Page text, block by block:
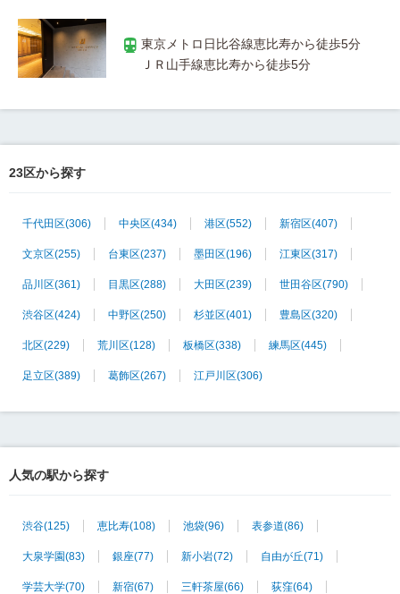
23区から探す
千代田区(306) 中央区(434) 港区(552) 新宿区(407)
文京区(255) 台東区(237) 墨田区(196) 江東区(317)
品川区(361) 目黒区(288) 大田区(239) 世田谷区(790)
渋谷区(424) 中野区(250) 杉並区(401) 豊島区(320)
北区(229) 荒川区(128) 板橋区(338) 練馬区(445)
足立区(389) 葛飾区(267) 江戸川区(306)
人気の駅から探す
渋谷(125) 恵比寿(108) 池袋(96) 表参道(86)
大泉学園(83) 銀座(77) 新小岩(72) 自由が丘(71)
学芸大学(70) 新宿(67) 三軒茶屋(66) 荻窪(64)